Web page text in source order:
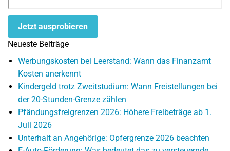
Jetzt ausprobieren
Neueste Beiträge
Werbungskosten bei Leerstand: Wann das Finanzamt
Kosten anerkennt
Kindergeld trotz Zweitstudium: Wann Freistellungen bei
der 20-Stunden-Grenze zählen
Pfändungsfreigrenzen 2026: Höhere Freibeträge ab 1.
Juli 2026
Unterhalt an Angehörige: Opfergrenze 2026 beachten